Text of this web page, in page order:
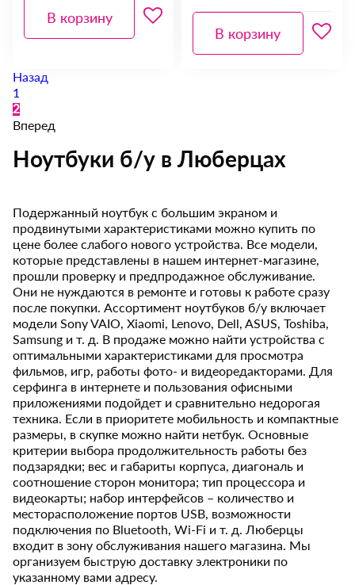
В корзину
В корзину
Назад
1
2
Вперед
Ноутбуки б/у в Люберцах
Подержанный ноутбук с большим экраном и
продвинутыми характеристиками можно купить по
цене более слабого нового устройства. Все модели,
которые представлены в нашем интернет-магазине,
прошли проверку и предпродажное обслуживание.
Они не нуждаются в ремонте и готовы к работе сразу
после покупки. Ассортимент ноутбуков б/у включает
модели Sony VAIO, Xiaomi, Lenovo, Dell, ASUS, Toshiba,
Samsung и т. д. В продаже можно найти устройства с
оптимальными характеристиками для просмотра
фильмов, игр, работы фото- и видеоредакторами. Для
серфинга в интернете и пользования офисными
приложениями подойдет и сравнительно недорогая
техника. Если в приоритете мобильность и компактные
размеры, в скупке можно найти нетбук. Основные
критерии выбора продолжительность работы без
подзарядки; вес и габариты корпуса, диагональ и
соотношение сторон монитора; тип процессора и
видеокарты; набор интерфейсов – количество и
месторасположение портов USB, возможности
подключения по Bluetooth, Wi-Fi и т. д. Люберцы
входит в зону обслуживания нашего магазина. Мы
организуем быструю доставку электроники по
указанному вами адресу.